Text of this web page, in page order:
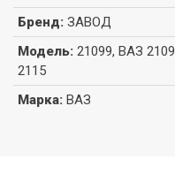
Бренд: ЗАВОД
Модель: 21099, ВАЗ
2115
Марка: ВАЗ